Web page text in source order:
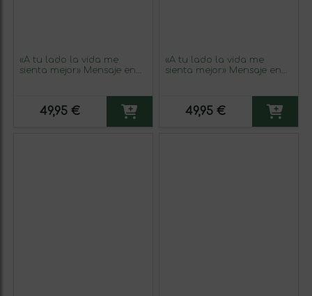
«A tu lado la vida me
sienta mejor» Mensaje en
Etiqueta Blanca
49,95 €
«A tu lado la vida me
sienta mejor» Mensaje en
Etiqueta Roja
49,95 €